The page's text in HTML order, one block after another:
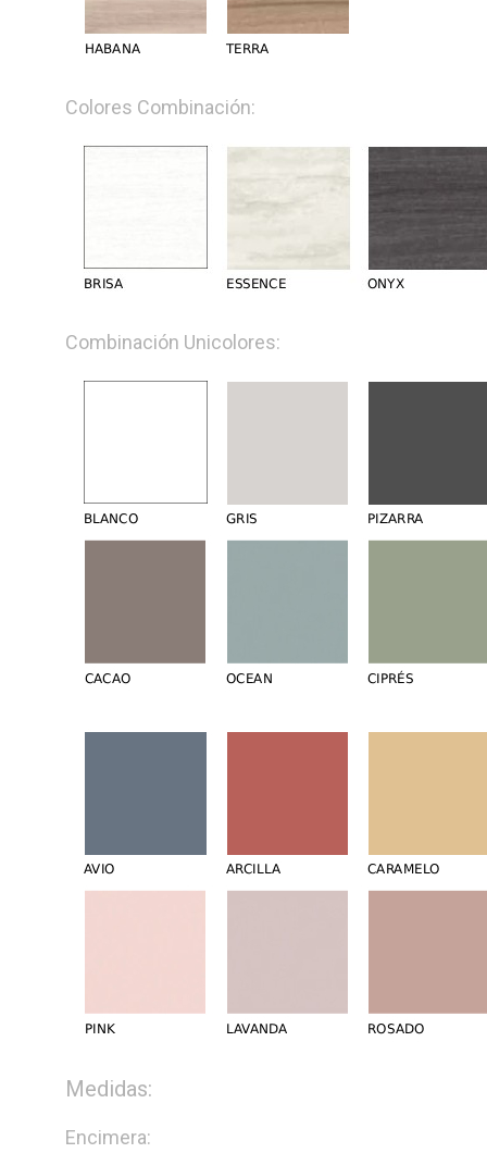
Colores Combinación:
Combinación Unicolores:
Medidas:
Encimera: